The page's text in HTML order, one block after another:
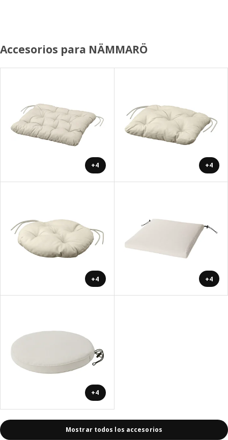
Accesorios para NÄMMARÖ
+4 +4
+4 +4
+4
Mostrar todos los accesorios